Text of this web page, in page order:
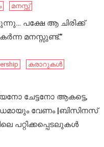
മനസ്സ്
പക്ഷേ ആ ചിരിക്ക്
മനസ്സുണ്ട്.”
കരാറുകൾ
ചേട്ടനോ ആകട്ടെ,
വേണം |ബിസിനസ്
പറ്റിക്കപ്പെടലുകൾ